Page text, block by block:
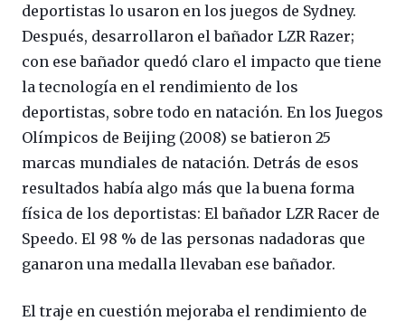
deportistas lo usaron en los juegos de Sydney.
Después, desarrollaron el bañador LZR Razer;
con ese bañador quedó claro el impacto que tiene
la tecnología en el rendimiento de los
deportistas, sobre todo en natación. En los Juegos
Olímpicos de Beijing (2008) se batieron 25
marcas mundiales de natación. Detrás de esos
resultados había algo más que la buena forma
física de los deportistas: El bañador LZR Racer de
Speedo. El 98 % de las personas nadadoras que
ganaron una medalla llevaban ese bañador.
El traje en cuestión mejoraba el rendimiento de